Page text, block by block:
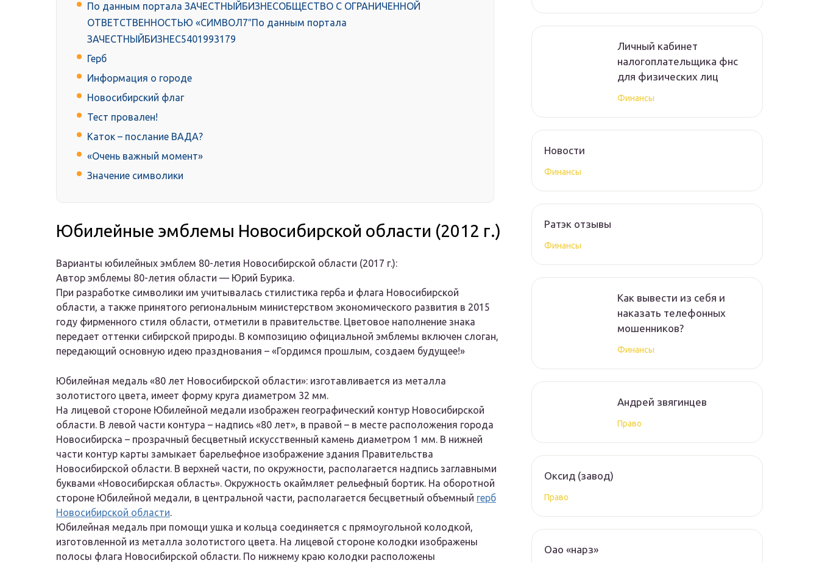
По данным портала ЗАЧЕСТНЫЙБИЗНЕСОБЩЕСТВО С ОГРАНИЧЕННОЙ
ОТВЕТСТВЕННОСТЬЮ «СИМВОЛ7″По данным портала
ЗАЧЕСТНЫЙБИЗНЕС5401993179
Герб
Информация о городе
Новосибирский флаг
Тест провален!
Каток – послание ВАДА?
«Очень важный момент»
Значение символики
Юбилейные эмблемы Новосибирской области (2012 г.)
Варианты юбилейных эмблем 80-летия Новосибирской области (2017 г.):
Автор эмблемы 80-летия области — Юрий Бурика.
При разработке символики им учитывалась стилистика герба и флага Новосибирской
области, а также принятого региональным министерством экономического развития в 2015
году фирменного стиля области, отметили в правительстве. Цветовое наполнение знака
передает оттенки сибирской природы. В композицию официальной эмблемы включен слоган,
передающий основную идею празднования – «Гордимся прошлым, создаем будущее!»
Юбилейная медаль «80 лет Новосибирской области»: изготавливается из металла
золотистого цвета, имеет форму круга диаметром 32 мм.
На лицевой стороне Юбилейной медали изображен географический контур Новосибирской
области. В левой части контура – надпись «80 лет», в правой – в месте расположения города
Новосибирска – прозрачный бесцветный искусственный камень диаметром 1 мм. В нижней
части контур карты замыкает барельефное изображение здания Правительства
Новосибирской области. В верхней части, по окружности, располагается надпись заглавными
буквами «Новосибирская область». Окружность окаймляет рельефный бортик. На оборотной
стороне Юбилейной медали, в центральной части, располагается бесцветный объемный герб
Новосибирской области.
Юбилейная медаль при помощи ушка и кольца соединяется с прямоугольной колодкой,
изготовленной из металла золотистого цвета. На лицевой стороне колодки изображены
полосы флага Новосибирской области. По нижнему краю колодки расположены
Личный кабинет
налогоплательщика фнс
для физических лиц
Финансы
Новости
Финансы
Ратэк отзывы
Финансы
Как вывести из себя и
наказать телефонных
мошенников?
Финансы
Андрей звягинцев
Право
Оксид (завод)
Право
Оао «нарз»